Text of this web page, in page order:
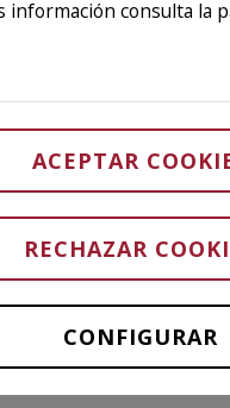
JUNIO 2025 - Acciones
información consulta la
ACEPTAR
RECHAZAR
CONFIGURAR